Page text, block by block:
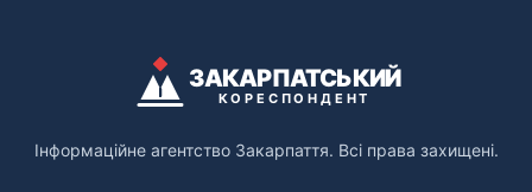
ЗАКАРПАТСЬКИЙ
КОРЕСПОНДЕНТ
Інформаційне агентство Закарпаття. Всі права захищені.